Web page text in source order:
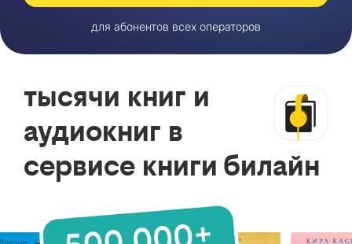
для абонентов всех операторов
тысячи книг и
аудиокниг в
сервисе книги билайн